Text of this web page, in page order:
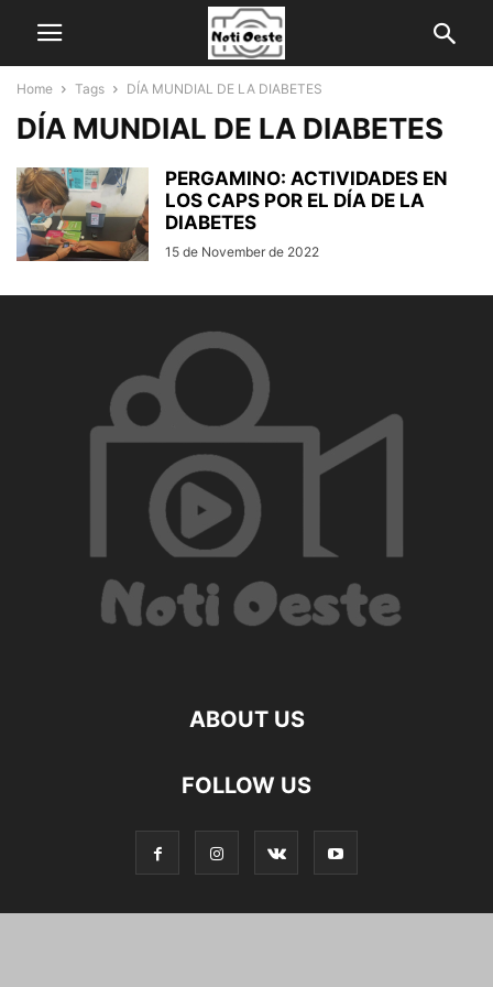
Home Tags DÍA MUNDIAL DE LA DIABETES
DÍA MUNDIAL DE LA DIABETES
PERGAMINO: ACTIVIDADES EN
LOS CAPS POR EL DÍA DE LA
DIABETES
15 de November de 2022
ABOUT US
FOLLOW US